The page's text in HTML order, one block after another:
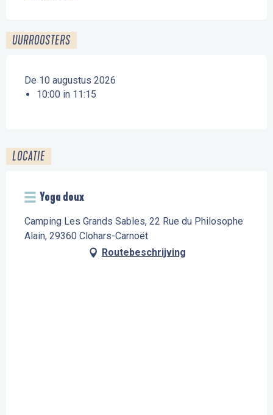
UURROOSTERS
De 10 augustus 2026
10:00 in 11:15
LOCATIE
Yoga doux
Camping Les Grands Sables, 22 Rue du Philosophe
Alain, 29360 Clohars-Carnoët
Routebeschrijving